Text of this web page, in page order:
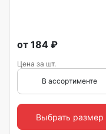
от 184 ₽
Цена за шт.
В ассортименте
Выбрать размер